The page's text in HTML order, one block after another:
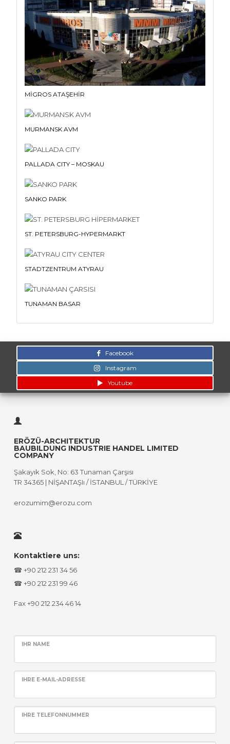
MİGROS ATAŞEHİR
MURMANSK AVM
PALLADA CITY – MOSKAU
SANKO PARK
ST. PETERSBURG-HYPERMARKT
STADTZENTRUM ATYRAU
TUNAMAN BASAR
Facebook
Instagram
Youtube
ERÖZÜ-ARCHITEKTUR
BAUBILDUNG INDUSTRIE HANDEL LIMITED
COMPANY
Şakayık Sok, No: 63 Tunaman Çarşısı
TR 34365 | NİŞANTAŞIı / İSTANBUL / TÜRKİYE
erozumim@erozu.com
Kontaktiere uns:
☎ +90 212 231 34 56
☎ +90 212 231 99 46
Fax +90 212 234 46 14
IHR NAME
IHRE E-MAIL-ADRESSE
IHRE TELEFONNUMMER